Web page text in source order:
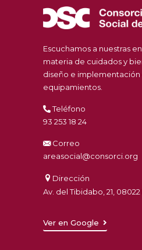
Escuchamos a nuestras
materia de cuidados y
diseño e implementación
equipamientos.
Teléfono
93 253 18 24
Correo
areasocial@consorci.org
Dirección
Av. del Tibidabo, 21,
Ver en Google